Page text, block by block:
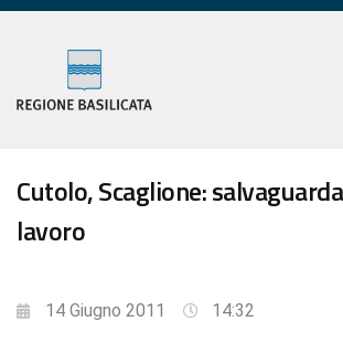
Cutolo, Scaglione:
lavoro
14 Giugno 2011 14:32